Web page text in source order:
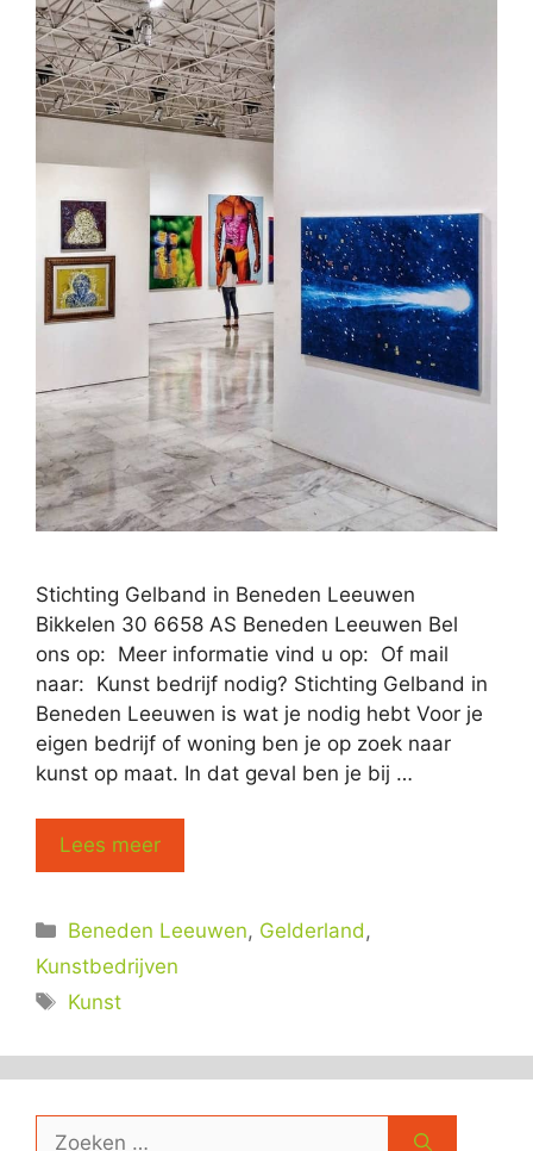
Stichting Gelband in Beneden Leeuwen
Bikkelen 30 6658 AS Beneden Leeuwen Bel
ons op: Meer informatie vind u op: Of mail
naar: Kunst bedrijf nodig? Stichting Gelband in
Beneden Leeuwen is wat je nodig hebt Voor je
eigen bedrijf of woning ben je op zoek naar
kunst op maat. In dat geval ben je bij …
Lees meer
Categorieën
Beneden Leeuwen, Gelderland,
Kunstbedrijven
Tags
Kunst
Zoek